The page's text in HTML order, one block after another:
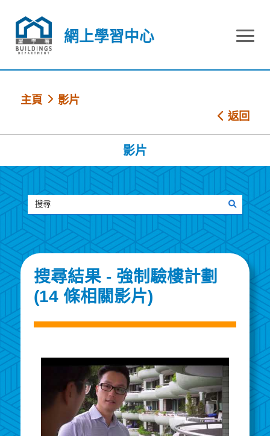
網上學習中心
主頁
影片
返回
影片
搜尋 搜尋影片
搜尋結果 - 強制驗樓計劃
(14 條相關影片)